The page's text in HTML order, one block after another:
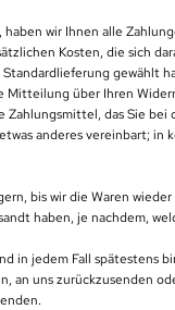
wir Ihnen alle
Kosten, die sich
gewählt
Mitteilung über Ihren
Zahlungsmittel, das Sie
anderes vereinbart; in
bis wir die Waren
haben, je nachdem,
in jedem Fall spätestens
an uns zurückzusenden